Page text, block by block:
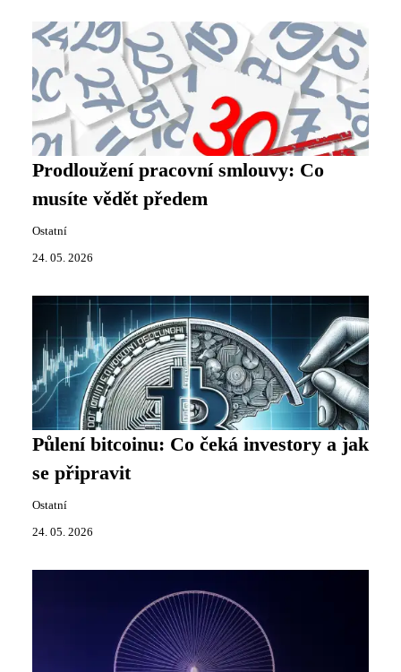
Prodloužení pracovní smlouvy: Co
musíte vědět předem
Ostatní
24. 05. 2026
Půlení bitcoinu: Co čeká investory a jak
se připravit
Ostatní
24. 05. 2026